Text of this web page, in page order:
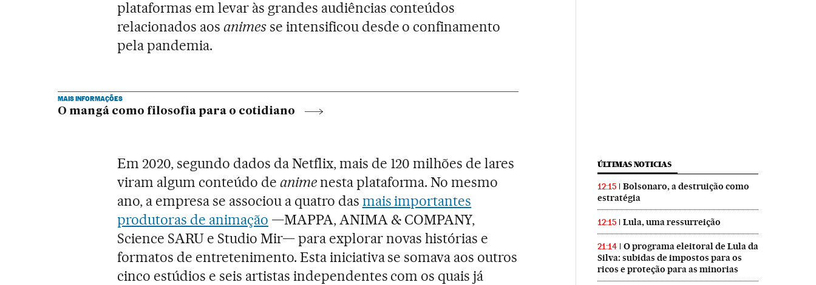
plataformas em levar às grandes audiências conteúdos
relacionados aosanimesse intensificou desde o confinamento
pela pandemia.
MAIS INFORMAÇÕES
O mangá como filosofia para o cotidiano
Em 2020, segundo dados da Netflix, mais de 120 milhões de lares
viram algum conteúdo de animenesta plataforma. No mesmo
ano, a empresa se associou a quatro das mais importantes
produtoras de animação —MAPPA, ANIMA & COMPANY,
Science SARU e Studio Mir— para explorar novas histórias e
formatos de entretenimento. Esta iniciativa se somava aos outros
cinco estúdios e seis artistas independentes com os quais já
ÚLTIMAS NOTICIAS
12:15
Bolsonaro, a destruição como
estratégia
12:15 Lula, uma ressurreição
21:14
O programa eleitoral de Lula da
Silva: subidas de impostos para os
ricos e proteção para as minorias